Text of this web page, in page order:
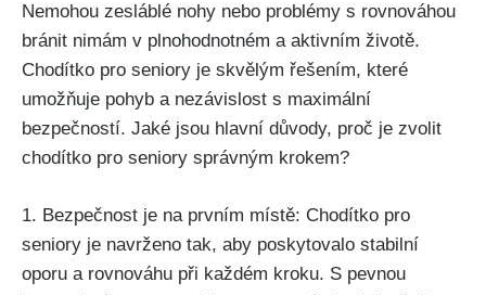
Nemohou zesláblé nohy nebo problémy‌ s rovnováhou
bránit nimám v plnohodnotném a aktivním životě. ​
Chodítko pro seniory je skvělým řešením, které
umožňuje pohyb a nezávislost s maximální
bezpečností. Jaké jsou hlavní důvody, proč je zvolit‍
chodítko pro seniory správným ‌krokem?
1.⁢ Bezpečnost je na prvním místě: Chodítko pro
seniory‍ je navrženo‍ tak, aby poskytovalo stabilní
oporu a rovnováhu ⁣při ⁤každém kroku.⁣ S pevnou